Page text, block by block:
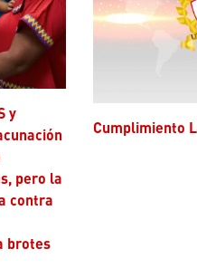
pero la
contra
brotes
Cumplimiento